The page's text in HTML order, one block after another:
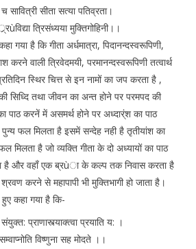
च सावित्री सीता सत्या पतिव्रता।
त्रिसंध्यया मुक्तिगोहिनी।।
गया है कि गीता अर्धमात्रा, पिदानन्दस्वरूपिणी,
करने वाली त्रिवेदमयी, परमानन्दस्वरूपिणी तत्वार्थ
स्थिर चित्त से इन नामों का जप करता है ,
सिध्दि तथा जीवन का अन्त होने पर परमपद की
का पाठ करनें में असमर्थ होने पर अध्दार्ंश का पाठ
पुन्य फल मिलता है इसमें सन्देह नही है तृतीयांश का
मिलता है जो व्यक्ति गीता के दो अध्यायों का पाठ
है और वहाँ एक ब्रùा के कल्प तक निवास करता है
श्रवण करने से महापापी भी मुक्तिभागी हो जाता है।
कहा गया है कि-
प्राणास्त्याक्त्वा प्रयाति य: ।
विष्णुना सह मोदते ।।